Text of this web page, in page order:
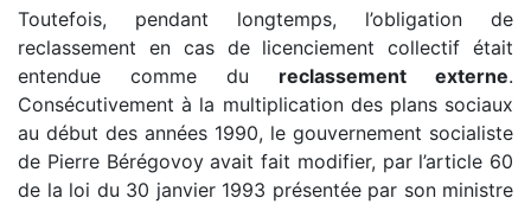
Toutefois, pendant longtemps, l’obligation de
reclassement en cas de licenciement collectif était
entendue comme du reclassement externe.
Consécutivement à la multiplication des plans sociaux
au début des années 1990, le gouvernement socialiste
de Pierre Bérégovoy avait fait modifier, par l’article 60
de la loi du 30 janvier 1993 présentée par son ministre